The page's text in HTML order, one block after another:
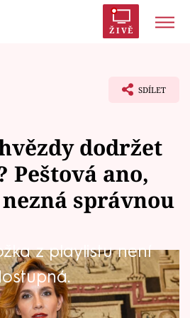
ŽIVĚ
SDÍLET
dodržet
Peštová ano,
správnou
z playlistu není
české mutace
jednou z událostí, kde
extravagancí. I tak s